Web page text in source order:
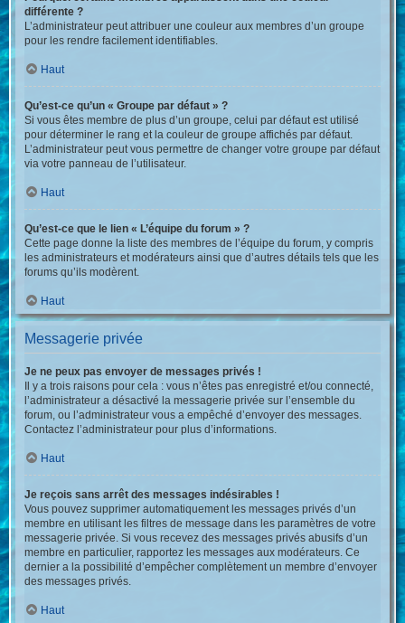
différente ?
L’administrateur peut attribuer une couleur aux membres d’un groupe
pour les rendre facilement identifiables.
Haut
Qu’est-ce qu’un « Groupe par défaut » ?
Si vous êtes membre de plus d’un groupe, celui par défaut est utilisé
pour déterminer le rang et la couleur de groupe affichés par défaut.
L’administrateur peut vous permettre de changer votre groupe par défaut
via votre panneau de l’utilisateur.
Haut
Qu’est-ce que le lien « L’équipe du forum » ?
Cette page donne la liste des membres de l’équipe du forum, y compris
les administrateurs et modérateurs ainsi que d’autres détails tels que les
forums qu’ils modèrent.
Haut
Messagerie privée
Je ne peux pas envoyer de messages privés !
Il y a trois raisons pour cela : vous n’êtes pas enregistré et/ou connecté,
l’administrateur a désactivé la messagerie privée sur l’ensemble du
forum, ou l’administrateur vous a empêché d’envoyer des messages.
Contactez l’administrateur pour plus d’informations.
Haut
Je reçois sans arrêt des messages indésirables !
Vous pouvez supprimer automatiquement les messages privés d’un
membre en utilisant les filtres de message dans les paramètres de votre
messagerie privée. Si vous recevez des messages privés abusifs d’un
membre en particulier, rapportez les messages aux modérateurs. Ce
dernier a la possibilité d’empêcher complètement un membre d’envoyer
des messages privés.
Haut